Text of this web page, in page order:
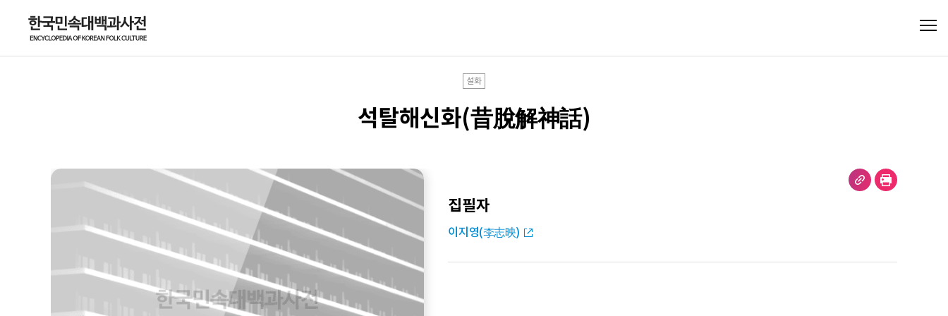
설화
석탈해신화(昔脫解神話)
집필자
이지영(李志映)